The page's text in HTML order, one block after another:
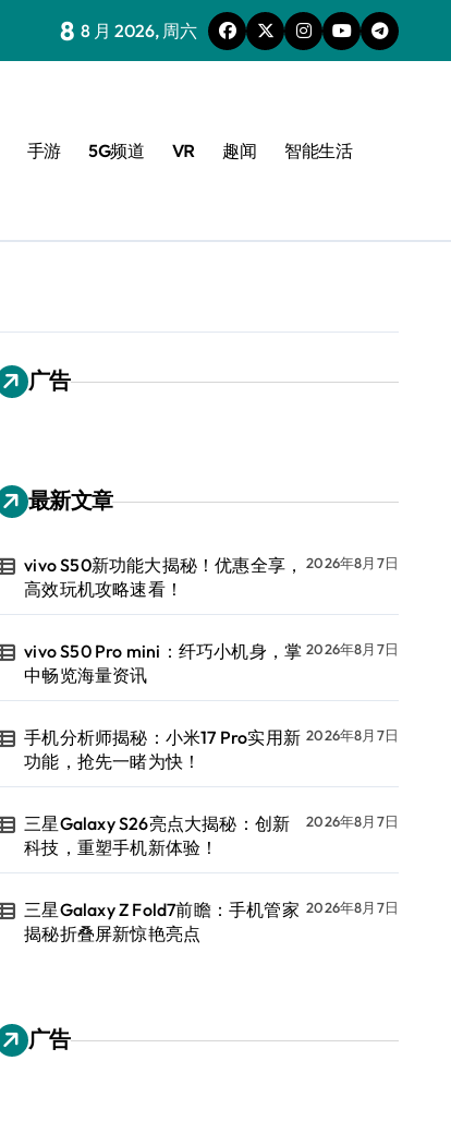
8 8 月 2026, 周六
手游 5G频道 VR 趣闻 智能生活
广告
最新文章
vivo S50新功能大揭秘！优惠全享，
高效玩机攻略速看！
2026年8月7日
vivo S50 Pro mini：纤巧小机身，掌
中畅览海量资讯
2026年8月7日
手机分析师揭秘：小米17 Pro实用新
功能，抢先一睹为快！
2026年8月7日
三星Galaxy S26亮点大揭秘：创新
科技，重塑手机新体验！
2026年8月7日
三星Galaxy Z Fold7前瞻：手机管家
揭秘折叠屏新惊艳亮点
2026年8月7日
广告